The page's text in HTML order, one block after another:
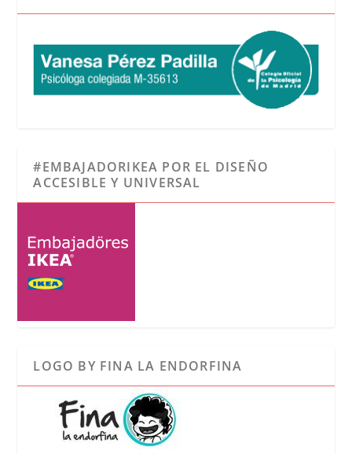
#EMBAJADORIKEA POR EL DISEÑO
ACCESIBLE Y UNIVERSAL
LOGO BY FINA LA ENDORFINA